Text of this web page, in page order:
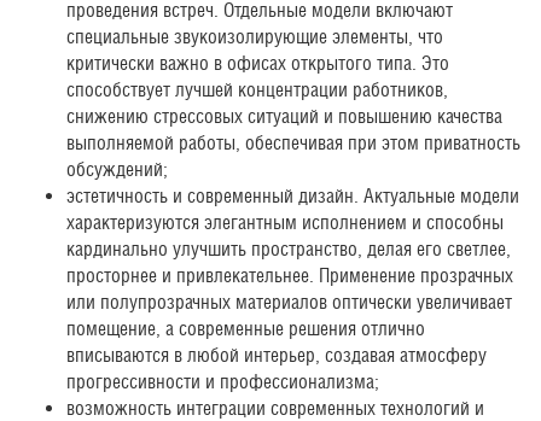
проведения встреч. Отдельные модели включают
специальные звукоизолирующие элементы, что
критически важно в офисах открытого типа. Это
способствует лучшей концентрации работников,
снижению стрессовых ситуаций и повышению качества
выполняемой работы, обеспечивая при этом приватность
обсуждений;
эстетичность и современный дизайн. Актуальные модели
характеризуются элегантным исполнением и способны
кардинально улучшить пространство, делая его светлее,
просторнее и привлекательнее. Применение прозрачных
или полупрозрачных материалов оптически увеличивает
помещение, а современные решения отлично
вписываются в любой интерьер, создавая атмосферу
прогрессивности и профессионализма;
возможность интеграции современных технологий и